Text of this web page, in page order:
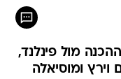
מול פינלנד,
לצאת בדקה ה-61. גם וירץ ומוסיאלה